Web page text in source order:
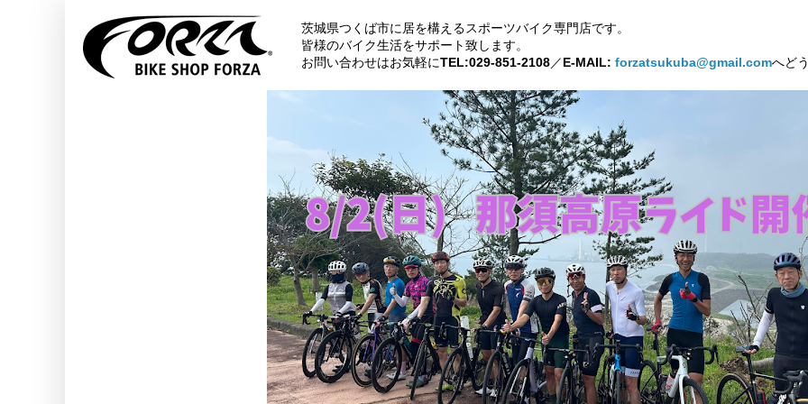
茨城県つくば市に居を構えるスポーツバイク専門店です。
皆様のバイク生活をサポート致します。
お問い合わせはお気軽にTEL:029-851-2108／E-MAIL: forzatsukuba@gmail.comへど